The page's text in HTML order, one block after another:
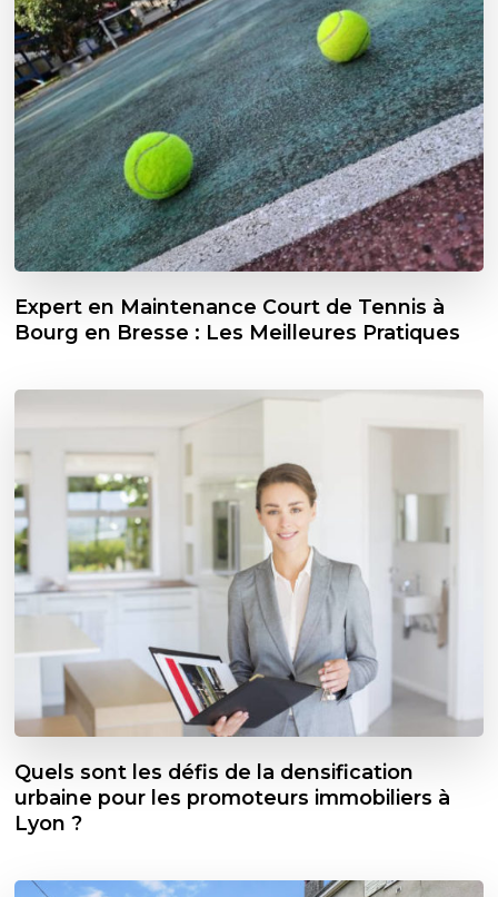
Expert en Maintenance Court de Tennis à
Bourg en Bresse : Les Meilleures Pratiques
Quels sont les défis de la densification
urbaine pour les promoteurs immobiliers à
Lyon ?